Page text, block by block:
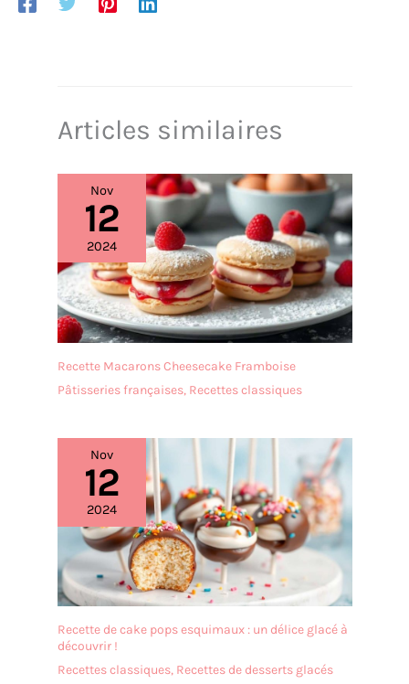
Articles similaires
Nov
12
2024
Recette Macarons Cheesecake Framboise
Pâtisseries françaises, Recettes classiques
Nov
12
2024
Recette de cake pops esquimaux : un délice glacé à
découvrir !
Recettes classiques, Recettes de desserts glacés